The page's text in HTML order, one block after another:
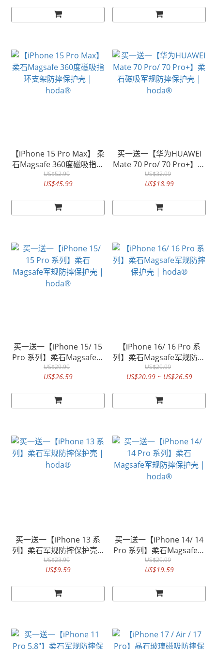
【iPhone 15 Pro Max】 柔
石Magsafe 360度磁吸指环
支架防摔保护壳 | hoda®
US$52.99
US$45.99
买一送一【华为HUAWEI
Mate 70 Pro/ 70 Pro+】柔
石磁吸军规防摔保护壳 |
hoda®
US$32.99
US$18.99
买一送一【iPhone 15/ 15
Pro 系列】柔石Magsafe军
规防摔保护壳 | hoda®
US$29.99
US$26.59
【iPhone 16/ 16 Pro 系
列】柔石Magsafe军规防摔
保护壳 | hoda®
US$29.99
US$20.99 ~ US$26.59
买一送一【iPhone 13 系
列】柔石军规防摔保护壳 |
hoda®
US$23.99
US$9.59
买一送一【iPhone 14/ 14
Pro 系列】柔石Magsafe军
规防摔保护壳 | hoda®
US$29.99
US$19.59